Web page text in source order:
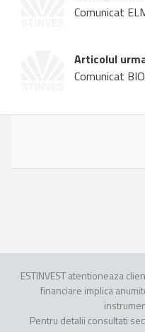
Comunicat
Articolul
Comunicat
ESTINVEST atentioneaza
financiare implica
Pentru detalii consultati